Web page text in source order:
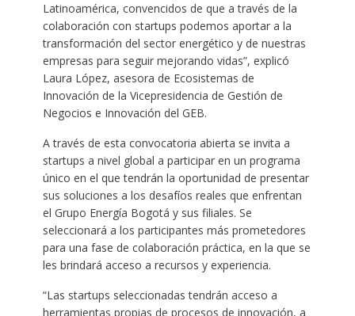
Latinoamérica, convencidos de que a través de la
colaboración con startups podemos aportar a la
transformación del sector energético y de nuestras
empresas para seguir mejorando vidas”, explicó
Laura López, asesora de Ecosistemas de
Innovación de la Vicepresidencia de Gestión de
Negocios e Innovación del GEB.
A través de esta convocatoria abierta se invita a
startups a nivel global a participar en un programa
único en el que tendrán la oportunidad de presentar
sus soluciones a los desafíos reales que enfrentan
el Grupo Energía Bogotá y sus filiales. Se
seleccionará a los participantes más prometedores
para una fase de colaboración práctica, en la que se
les brindará acceso a recursos y experiencia.
“Las startups seleccionadas tendrán acceso a
herramientas propias de procesos de innovación, a